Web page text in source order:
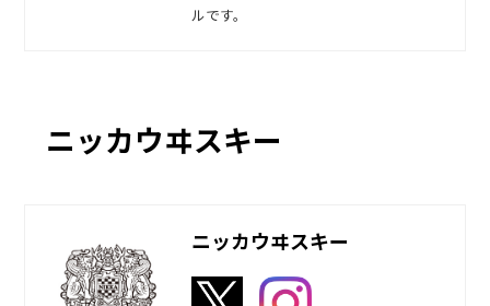
ルです。
ニッカウヰスキー
ニッカウヰスキー